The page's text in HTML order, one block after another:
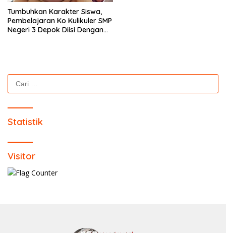
Tumbuhkan Karakter Siswa,
Pembelajaran Ko Kulikuler SMP
Negeri 3 Depok Diisi Dengan
Cari
untuk:
Statistik
Visitor